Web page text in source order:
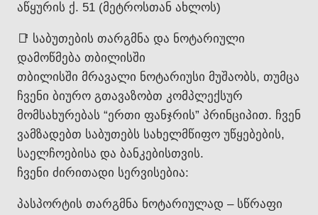
აწყურის ქ. 51 (მეტროსთან ახლოს)
📑 საბუთების თარგმნა და ნოტარიული
დამოწმება თბილისში
თბილისში მრავალი ნოტარიუსი მუშაობს, თუმცა
ჩვენი ბიურო გთავაზობთ კომპლექსურ
მომსახურებას “ერთი ფანჯრის” პრინციპით. ჩვენ
ვამზადებთ საბუთებს სახელმწიფო უწყებების,
საელჩოებისა და ბანკებისთვის.
ჩვენი ძირითადი სერვისებია:
პასპორტის თარგმნა ნოტარიულად – სწრაფი